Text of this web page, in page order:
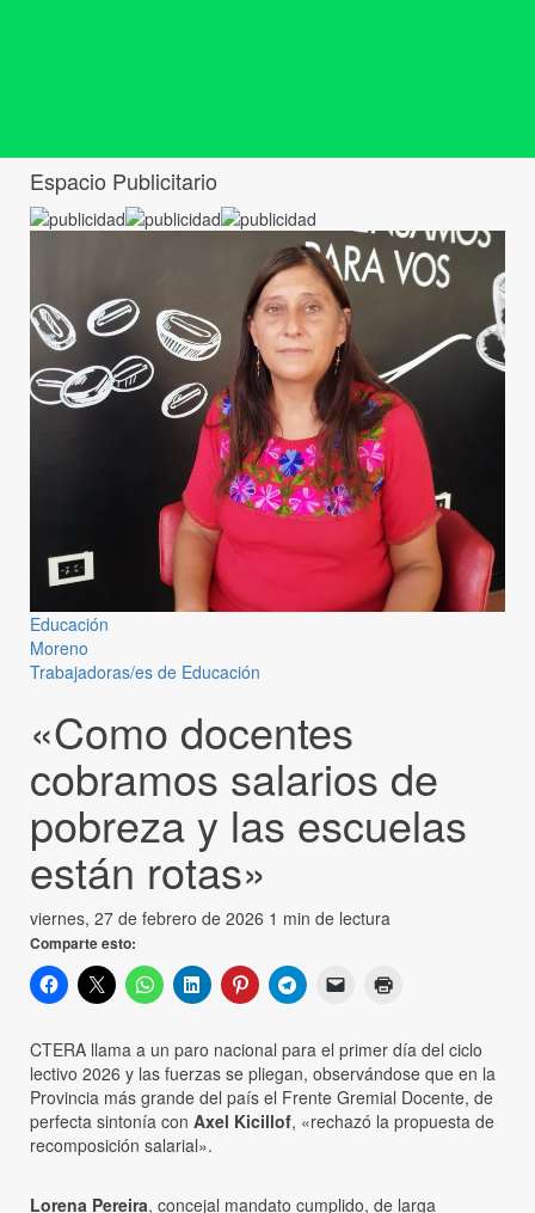
Espacio Publicitario
Educación
Moreno
Trabajadoras/es de Educación
«Como docentes
cobramos salarios de
pobreza y las escuelas
están rotas»
viernes, 27 de febrero de 2026 1 min de lectura
Comparte esto:
CTERA llama a un paro nacional para el primer día del ciclo
lectivo 2026 y las fuerzas se pliegan, observándose que en la
Provincia más grande del país el Frente Gremial Docente, de
perfecta sintonía con Axel Kicillof, «rechazó la propuesta de
recomposición salarial».
Lorena Pereira, concejal mandato cumplido, de larga